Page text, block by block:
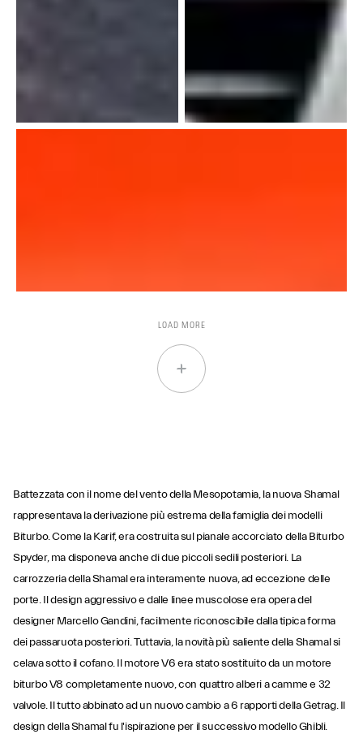
LOAD MORE
Battezzata con il nome del vento della Mesopotamia, la nuova Shamal
rappresentava la derivazione più estrema della famiglia dei modelli
Biturbo. Come la Karif, era costruita sul pianale accorciato della Biturbo
Spyder, ma disponeva anche di due piccoli sedili posteriori. La
carrozzeria della Shamal era interamente nuova, ad eccezione delle
porte. Il design aggressivo e dalle linee muscolose era opera del
designer Marcello Gandini, facilmente riconoscibile dalla tipica forma
dei passaruota posteriori. Tuttavia, la novità più saliente della Shamal si
celava sotto il cofano. Il motore V6 era stato sostituito da un motore
biturbo V8 completamente nuovo, con quattro alberi a camme e 32
valvole. Il tutto abbinato ad un nuovo cambio a 6 rapporti della Getrag. Il
design della Shamal fu l'ispirazione per il successivo modello Ghibli.